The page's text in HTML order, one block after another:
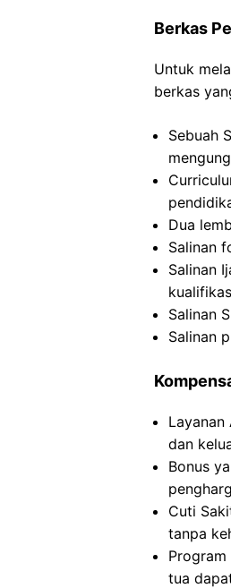
Berkas
Untuk
berkas
Sebuah
Dua
Salinan
Salinan
Salinan
Salinan
dan
Bonus
Cuti
tanpa
tua